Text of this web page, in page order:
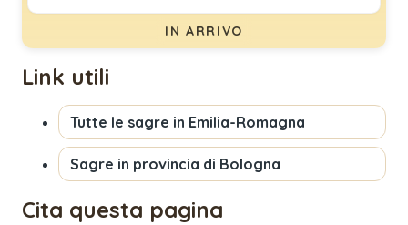
IN ARRIVO
Link utili
Tutte le sagre in Emilia-Romagna
Sagre in provincia di Bologna
Cita questa pagina